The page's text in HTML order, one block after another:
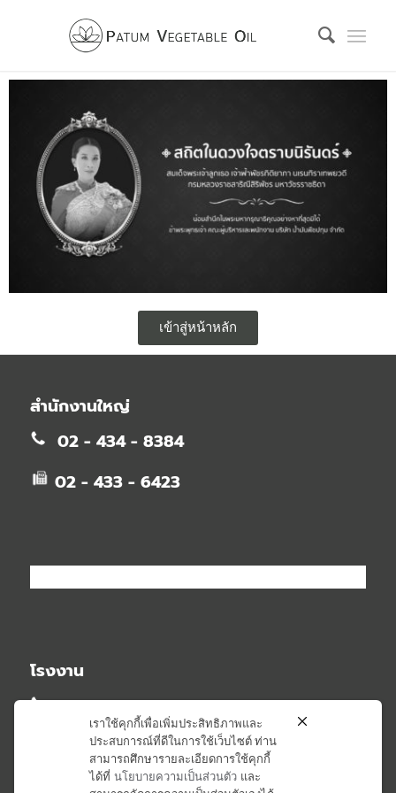
เข้าสู่หน้าหลัก
สำนักงานใหญ่
02 - 434 - 8384
02 - 433 - 6423
โรงงาน
02 - 581 - 2348
02 - 581 - 6407
เราใช้คุกกี้เพื่อเพิ่มประสิทธิภาพและ
ประสบการณ์ที่ดีในการใช้เว็บไซต์ ท่าน
สามารถศึกษารายละเอียดการใช้คุกกี้
ได้ที่ นโยบายความเป็นส่วนตัว และ